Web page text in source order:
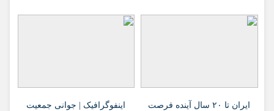
ایران تا ۲۰ سال آینده فرصت
اینفوگرافیک | جوانی جمعیت